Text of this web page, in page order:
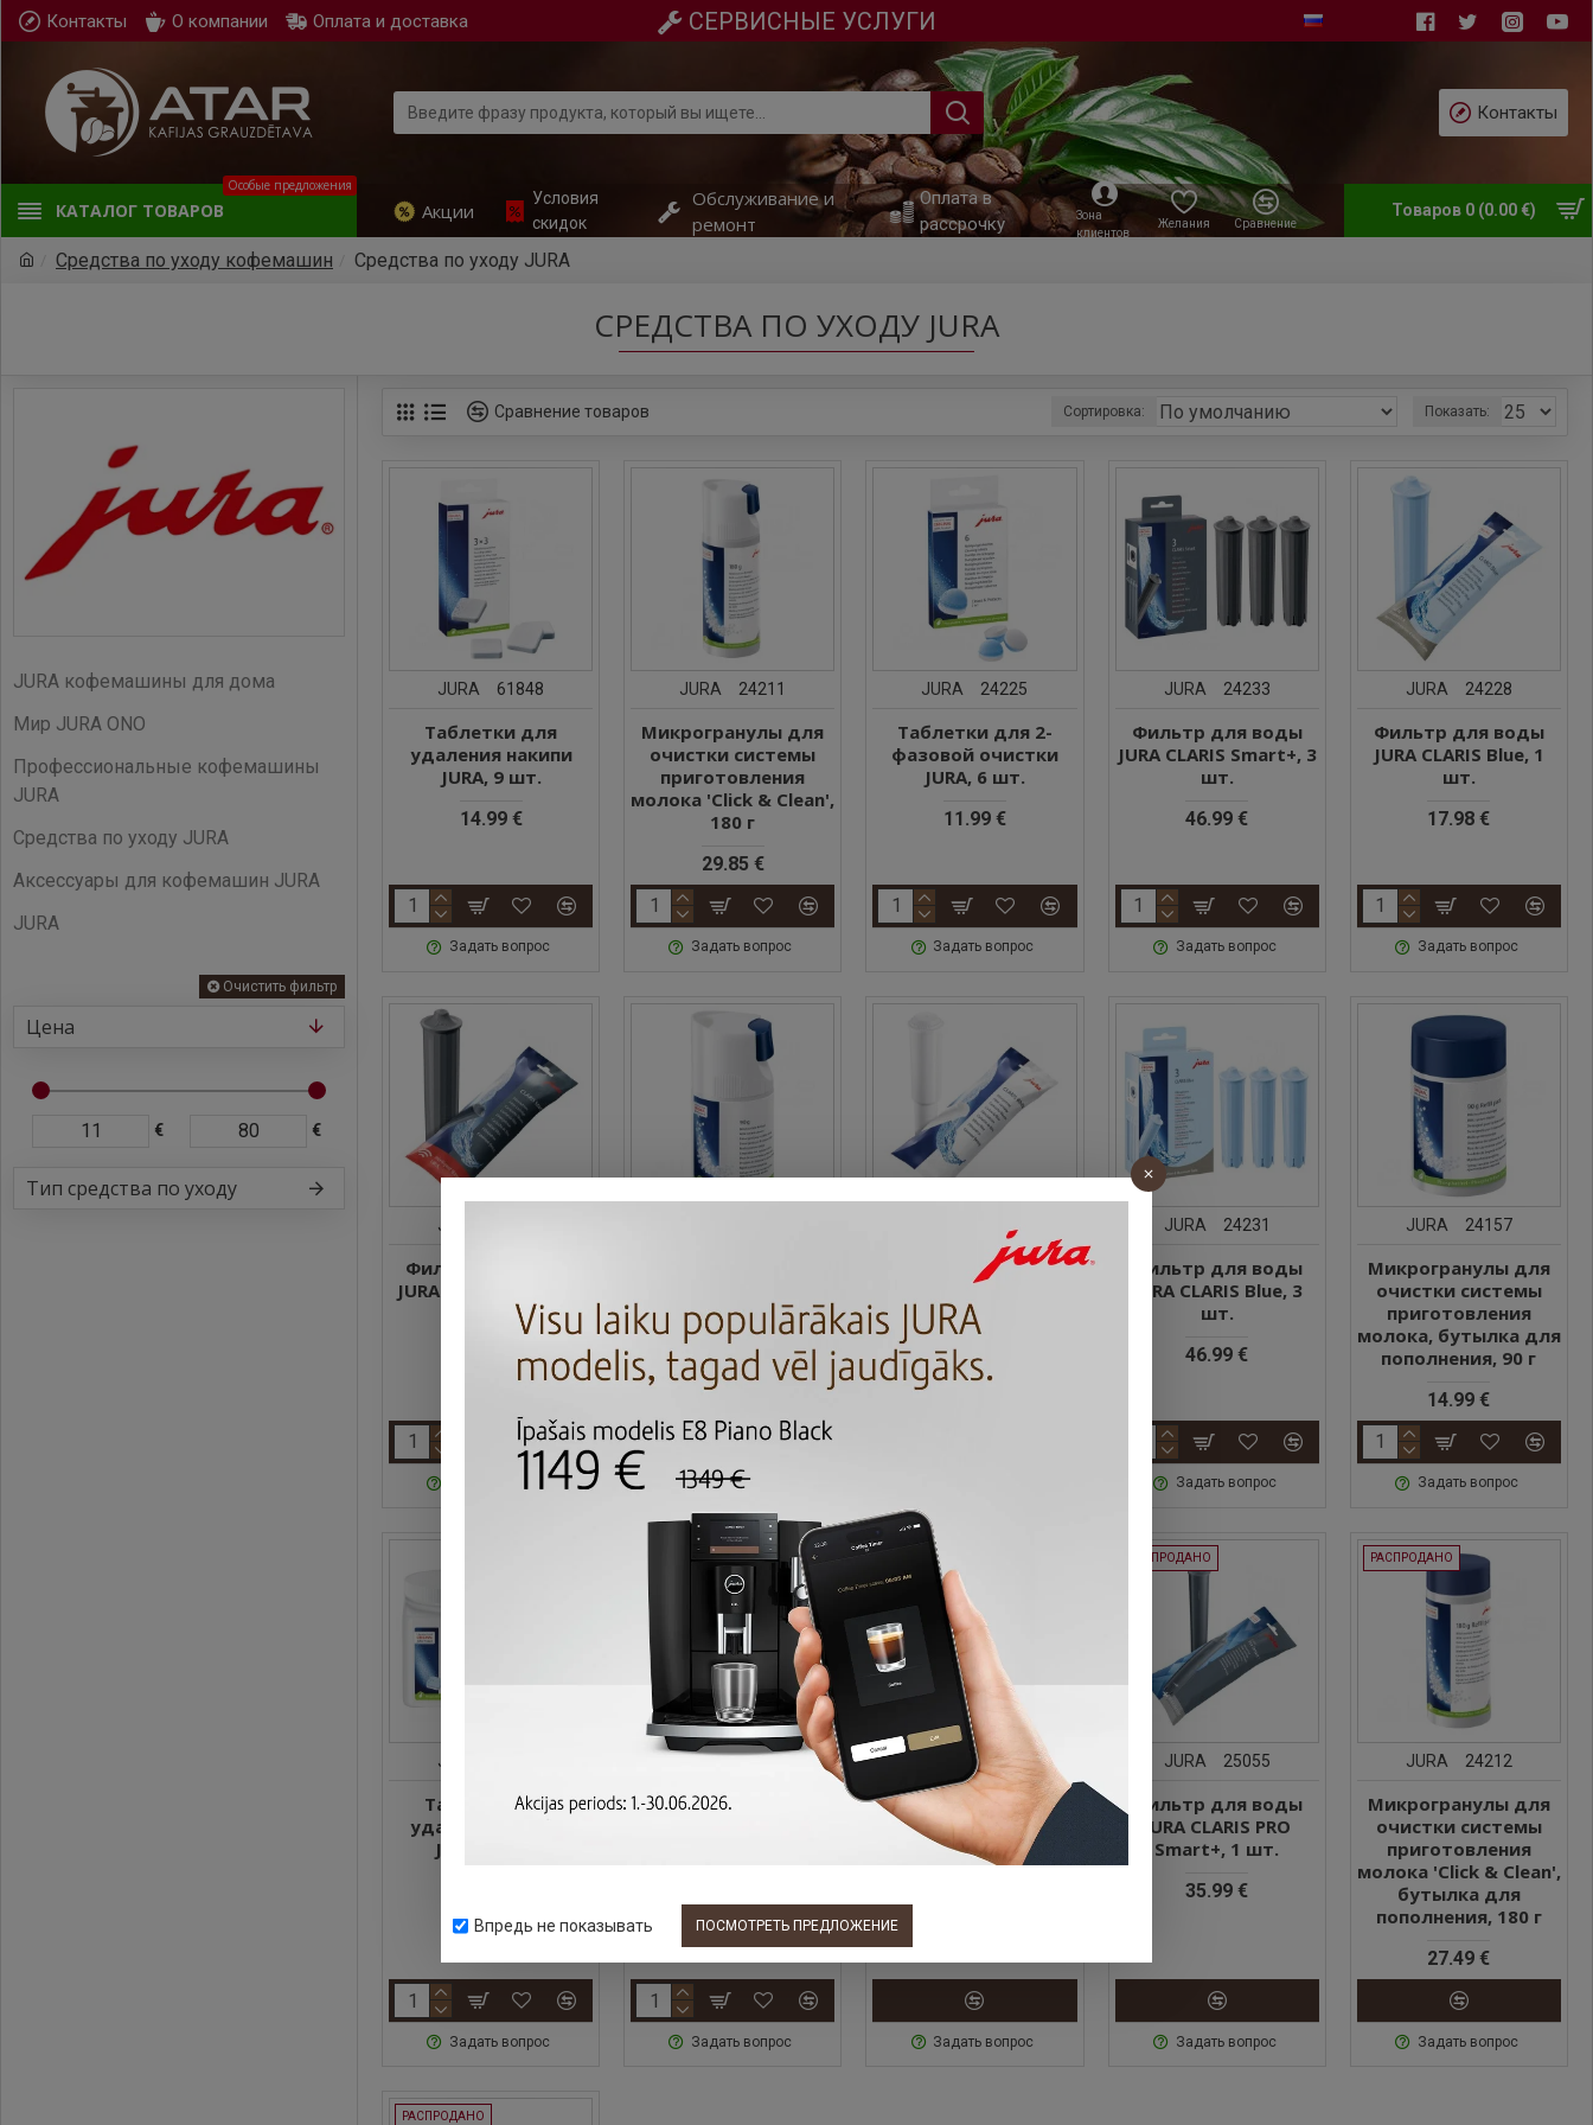
ПОСМОТРЕТЬ ПРЕДЛОЖЕНИЕ
Впредь не показывать
Контакты О компании Оплата и доставка СЕРВИСНЫЕ УСЛУГИ
Контакты
КАТАЛОГ ТОВАРОВ
Особые предложения
Акции
Условия
скидок
Обслуживание и
ремонт
Оплата в
рассрочку
Зона
клиентов
Желания Сравнение
Товаров 0 (0.00 €)
Средства по уходу кофемашин Средства по уходу JURA
СРЕДСТВА ПО УХОДУ JURA
JURA кофемашины для дома
Мир JURA ONO
Профессиональные кофемашины
JURA
Средства по уходу JURA
Аксессуары для кофемашин JURA
JURA
Очистить фильтр
Цена
€ €
Тип средства по уходу
Сравнение товаров Сортировка: Показать:
JURA 61848
Таблетки для
удаления накипи
JURA, 9 шт.
14.99 €
Задать вопрос
JURA 24211
Микрогранулы для
очистки системы
приготовления
молока 'Click & Clean',
180 г
29.85 €
Задать вопрос
JURA 24225
Таблетки для 2-
фазовой очистки
JURA, 6 шт.
11.99 €
Задать вопрос
JURA 24233
Фильтр для воды
JURA CLARIS Smart+, 3
шт.
46.99 €
Задать вопрос
JURA 24228
Фильтр для воды
JURA CLARIS Blue, 1
шт.
17.98 €
Задать вопрос
JURA
Фильтр для воды
JURA CLARIS Smart, 1
17.98 €
Задать вопрос
приготовления
молока 'Click & Clean',
90 г
Задать вопрос
60209
Фильтр для воды
JURA CLARIS White, 1
шт.
17.99 €
JURA 24231
Фильтр для воды
JURA CLARIS Blue, 3
шт.
46.99 €
Задать вопрос
JURA 24157
Микрогранулы для
очистки системы
приготовления
молока, бутылка для
пополнения, 90 г
14.99 €
Задать вопрос
JURA
Таблетки для
удаления накипи
JURA, 36 шт.
Задать вопрос
JURA 62911
Фильтр для воды
Задать вопрос
РАСПРОДАНО
25045
Таблетки для 3-
фазовой очистки
JURA, 25 шт.
Задать вопрос
РАСПРОДАНО
JURA 25055
Фильтр для воды
JURA CLARIS PRO
Smart+, 1 шт.
35.99 €
Задать вопрос
РАСПРОДАНО
JURA 24212
Микрогранулы для
очистки системы
приготовления
молока 'Click & Clean',
бутылка для
пополнения, 180 г
27.49 €
Задать вопрос
РАСПРОДАНО